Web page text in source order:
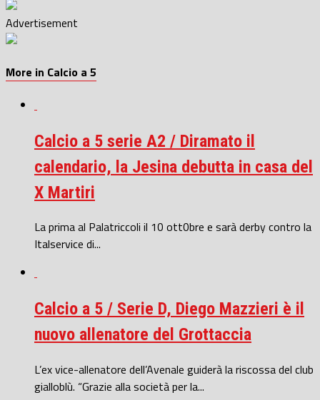
Advertisement
More in Calcio a 5
Calcio a 5 serie A2 / Diramato il
calendario, la Jesina debutta in casa del
X Martiri
La prima al Palatriccoli il 10 ott0bre e sarà derby contro la
Italservice di...
Calcio a 5 / Serie D, Diego Mazzieri è il
nuovo allenatore del Grottaccia
L’ex vice-allenatore dell’Avenale guiderà la riscossa del club
gialloblù. “Grazie alla società per la...